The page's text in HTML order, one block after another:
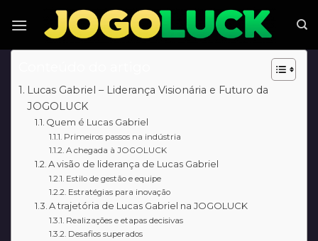
Lucas Gabriel – Liderança Visionária e Futuro da
JOGOLUCK
Quem é Lucas Gabriel
Primeiros passos na indústria
A chegada à JOGOLUCK
A visão de liderança de Lucas Gabriel
Estilo de gestão e equipe
Estratégias para inovação
A trajetória de Lucas Gabriel na JOGOLUCK
Realizações e etapas decisivas
Desafios superados